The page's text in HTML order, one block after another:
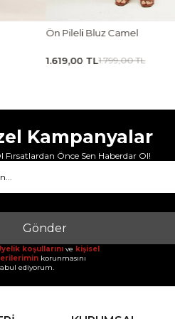
Tensel Yazlık Ceket Siyah
1.709,00 TL1.899,00 TL
Kampanyalar
Fırsatlardan Önce Sen Haberdar Ol!
Gönder
koşullarını ve kişisel
korunmasını
ediyorum.